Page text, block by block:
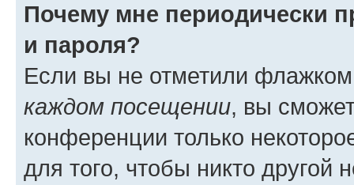
Почему мне периодически
и пароля?
Если вы не отметили
каждом посещении, вы
конференции только
для того, чтобы никто другой